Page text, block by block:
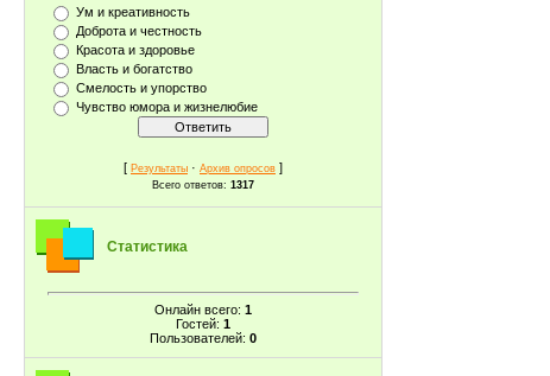
Ум и креативность
Доброта и честность
Красота и здоровье
Власть и богатство
Смелость и упорство
Чувство юмора и жизнелюбие
[ Результаты · Архив опросов ]
Всего ответов: 1317
Статистика
Онлайн всего: 1
Гостей: 1
Пользователей: 0